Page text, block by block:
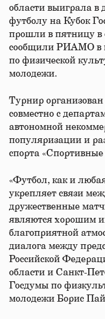
области выиграла в
футболу на Кубок
прошли в пятницу в
сообщили РИАМО в
по физической
молодежи.
Турнир
совместно с
автономной
популяризации и
спорта «Спортивные
«Футбол, как и
укрепляет связи
дружественные
являются хорошим
благоприятной
диалога между
Российской
области и Санкт-
Госдумы по
молодежи Борис